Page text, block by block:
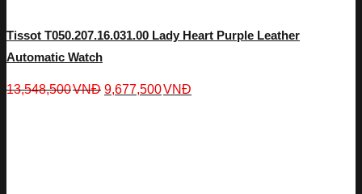
Tissot T050.207.16.031.00 Lady Heart Purple Leather
Automatic Watch
13,548,500VNĐ 9,677,500VNĐ